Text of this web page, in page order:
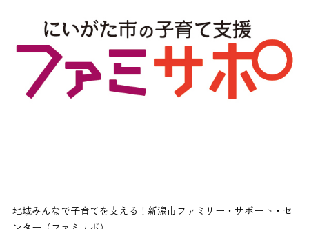
地域みんなで子育てを支える！新潟市ファミリー・サポート・セ